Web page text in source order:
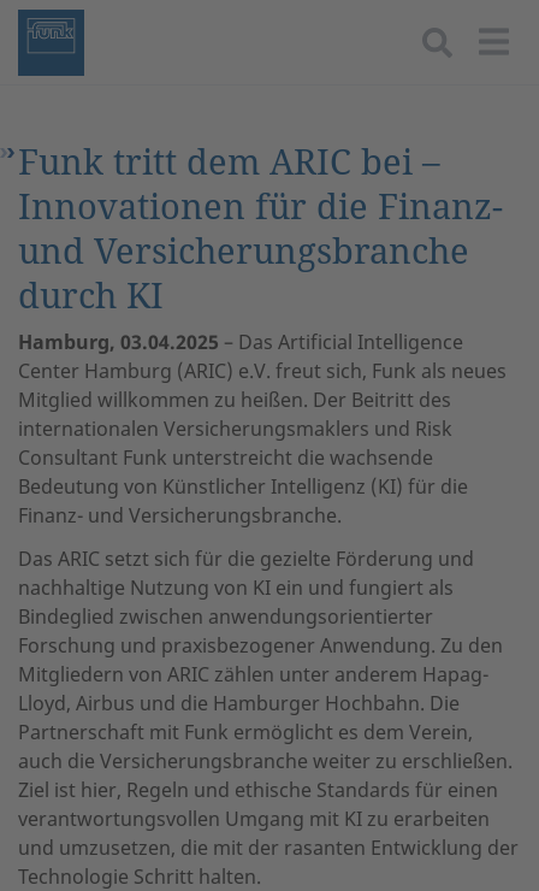
Funk tritt dem ARIC bei –
Innovationen für die Finanz-
und Versicherungsbranche
durch KI
Hamburg, 03.04.2025 – Das Artificial Intelligence
Center Hamburg (ARIC) e.V. freut sich, Funk als neues
Mitglied willkommen zu heißen. Der Beitritt des
internationalen Versicherungsmaklers und Risk
Consultant Funk unterstreicht die wachsende
Bedeutung von Künstlicher Intelligenz (KI) für die
Finanz- und Versicherungsbranche.
Das ARIC setzt sich für die gezielte Förderung und
nachhaltige Nutzung von KI ein und fungiert als
Bindeglied zwischen anwendungsorientierter
Forschung und praxisbezogener Anwendung. Zu den
Mitgliedern von ARIC zählen unter anderem Hapag-
Lloyd, Airbus und die Hamburger Hochbahn. Die
Partnerschaft mit Funk ermöglicht es dem Verein,
auch die Versicherungsbranche weiter zu erschließen.
Ziel ist hier, Regeln und ethische Standards für einen
verantwortungsvollen Umgang mit KI zu erarbeiten
und umzusetzen, die mit der rasanten Entwicklung der
Technologie Schritt halten.